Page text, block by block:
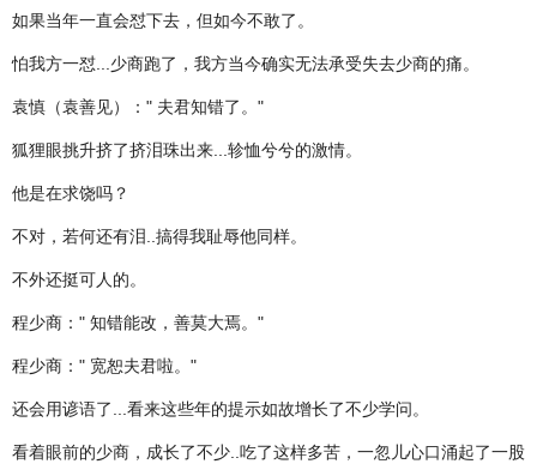
如果当年一直会怼下去，但如今不敢了。
怕我方一怼...少商跑了，我方当今确实无法承受失去少商的痛。
袁慎（袁善见）：" 夫君知错了。"
狐狸眼挑升挤了挤泪珠出来...轸恤兮兮的激情。
他是在求饶吗？
不对，若何还有泪..搞得我耻辱他同样。
不外还挺可人的。
程少商：" 知错能改，善莫大焉。"
程少商：" 宽恕夫君啦。"
还会用谚语了...看来这些年的提示如故增长了不少学问。
看着眼前的少商，成长了不少..吃了这样多苦，一忽儿心口涌起了一股